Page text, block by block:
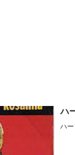
ハ
ハ